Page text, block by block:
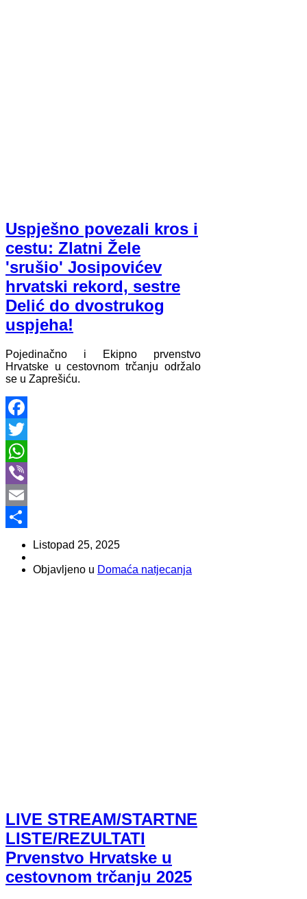
Uspješno povezali kros i
cestu: Zlatni Žele
'srušio' Josipovićev
hrvatski rekord, sestre
Delić do dvostrukog
uspjeha!
Pojedinačno i Ekipno prvenstvo
Hrvatske u cestovnom trčanju održalo
se u Zaprešiću.
Facebook
Twitter
WhatsApp
Viber
Email
Share
Listopad 25, 2025
Objavljeno u Domaća natjecanja
LIVE STREAM/STARTNE
LISTE/REZULTATI
Prvenstvo Hrvatske u
cestovnom trčanju 2025